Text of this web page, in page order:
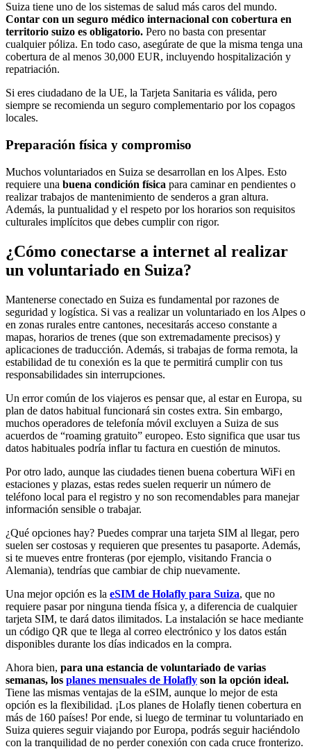
Suiza tiene uno de los sistemas de salud más caros del mundo.
Contar con un seguro médico internacional con cobertura en
territorio suizo es obligatorio. Pero no basta con presentar
cualquier póliza. En todo caso, asegúrate de que la misma tenga una
cobertura de al menos 30,000 EUR, incluyendo hospitalización y
repatriación.
Si eres ciudadano de la UE, la Tarjeta Sanitaria es válida, pero
siempre se recomienda un seguro complementario por los copagos
locales.
Preparación física y compromiso
Muchos voluntariados en Suiza se desarrollan en los Alpes. Esto
requiere una buena condición física para caminar en pendientes o
realizar trabajos de mantenimiento de senderos a gran altura.
Además, la puntualidad y el respeto por los horarios son requisitos
culturales implícitos que debes cumplir con rigor.
¿Cómo conectarse a internet al realizar
un voluntariado en Suiza?
Mantenerse conectado en Suiza es fundamental por razones de
seguridad y logística. Si vas a realizar un voluntariado en los Alpes o
en zonas rurales entre cantones, necesitarás acceso constante a
mapas, horarios de trenes (que son extremadamente precisos) y
aplicaciones de traducción. Además, si trabajas de forma remota, la
estabilidad de tu conexión es la que te permitirá cumplir con tus
responsabilidades sin interrupciones.
Un error común de los viajeros es pensar que, al estar en Europa, su
plan de datos habitual funcionará sin costes extra. Sin embargo,
muchos operadores de telefonía móvil excluyen a Suiza de sus
acuerdos de “roaming gratuito” europeo. Esto significa que usar tus
datos habituales podría inflar tu factura en cuestión de minutos.
Por otro lado, aunque las ciudades tienen buena cobertura WiFi en
estaciones y plazas, estas redes suelen requerir un número de
teléfono local para el registro y no son recomendables para manejar
información sensible o trabajar.
¿Qué opciones hay? Puedes comprar una tarjeta SIM al llegar, pero
suelen ser costosas y requieren que presentes tu pasaporte. Además,
si te mueves entre fronteras (por ejemplo, visitando Francia o
Alemania), tendrías que cambiar de chip nuevamente.
Una mejor opción es la eSIM de Holafly para Suiza, que no
requiere pasar por ninguna tienda física y, a diferencia de cualquier
tarjeta SIM, te dará datos ilimitados. La instalación se hace mediante
un código QR que te llega al correo electrónico y los datos están
disponibles durante los días indicados en la compra.
Ahora bien, para una estancia de voluntariado de varias
semanas, los planes mensuales de Holafly son la opción ideal.
Tiene las mismas ventajas de la eSIM, aunque lo mejor de esta
opción es la flexibilidad. ¡Los planes de Holafly tienen cobertura en
más de 160 países! Por ende, si luego de terminar tu voluntariado en
Suiza quieres seguir viajando por Europa, podrás seguir haciéndolo
con la tranquilidad de no perder conexión con cada cruce fronterizo.